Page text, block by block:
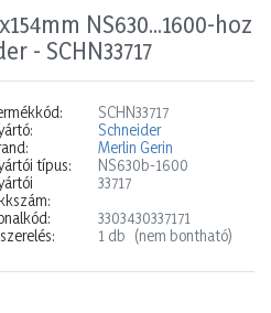
NS630...1600-hoz
- SCHN33717
SCHN33717
Schneider
Merlin Gerin
típus:
NS630b-1600
33717
3303430337171
1 db (nem bontható)